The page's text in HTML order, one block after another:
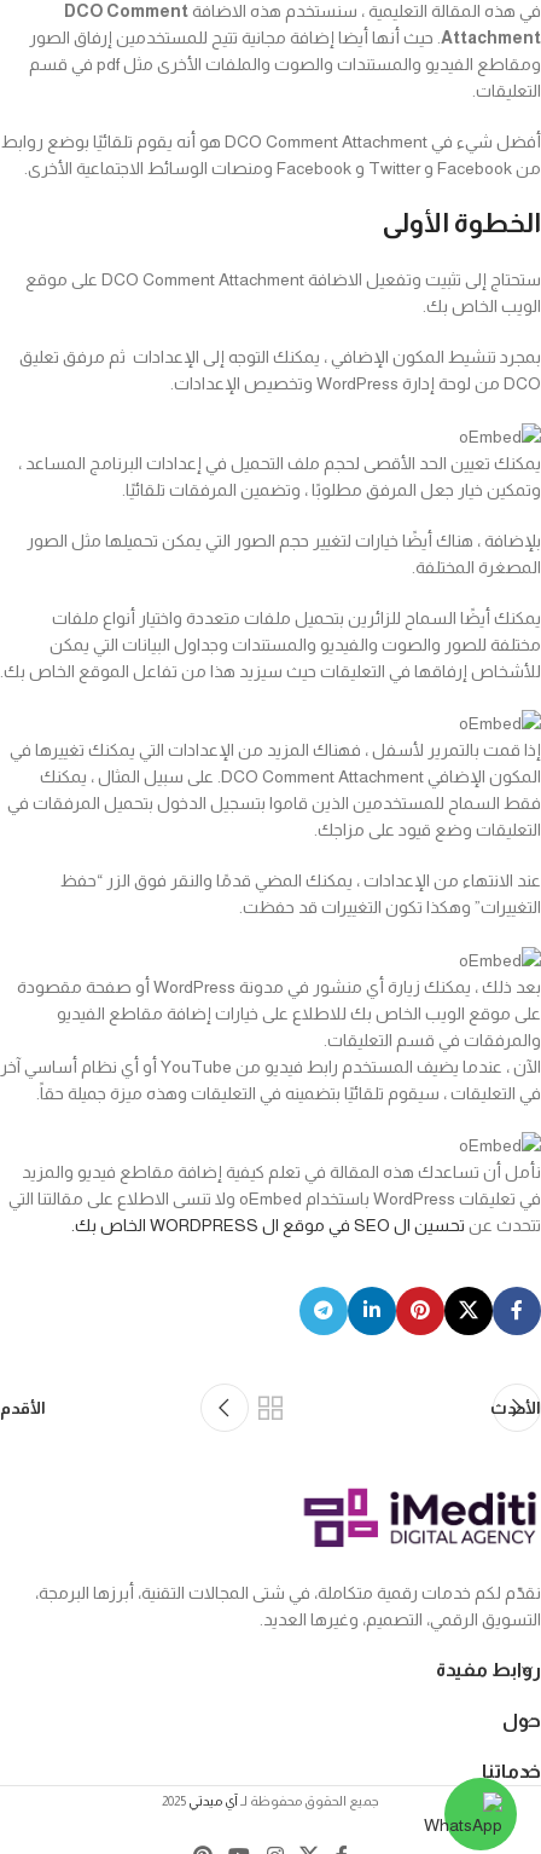
في هذه المقالة التعليمية ، سنستخدم هذه الاضافة DCO Comment
Attachment. حيث أنها أيضا إضافة مجانية تتيح للمستخدمين إرفاق الصور
ومقاطع الفيديو والمستندات والصوت والملفات الأخرى مثل pdf في قسم
التعليقات.
أفضل شيء في DCO Comment Attachment هو أنه يقوم تلقائيًا بوضع روابط
من Facebook و Twitter و Facebook ومنصات الوسائط الاجتماعية الأخرى.
الخطوة الأولى
ستحتاج إلى تثبيت وتفعيل الاضافة DCO Comment Attachment على موقع
الويب الخاص بك.
بمجرد تنشيط المكون الإضافي ، يمكنك التوجه إلى الإعدادات ثم مرفق تعليق
DCO من لوحة إدارة WordPress وتخصيص الإعدادات.
يمكنك تعيين الحد الأقصى لحجم ملف التحميل في إعدادات البرنامج المساعد ،
وتمكين خيار جعل المرفق مطلوبًا ، وتضمين المرفقات تلقائيًا.
بلإضافة ، هناك أيضًا خيارات لتغيير حجم الصور التي يمكن تحميلها مثل الصور
المصغرة المختلفة.
يمكنك أيضًا السماح للزائرين بتحميل ملفات متعددة واختيار أنواع ملفات
مختلفة للصور والصوت والفيديو والمستندات وجداول البيانات التي يمكن
للأشخاص إرفاقها في التعليقات حيث سيزيد هذا من تفاعل الموقع الخاص بك.
إذا قمت بالتمرير لأسفل ، فهناك المزيد من الإعدادات التي يمكنك تغييرها في
المكون الإضافي DCO Comment Attachment. على سبيل المثال ، يمكنك
فقط السماح للمستخدمين الذين قاموا بتسجيل الدخول بتحميل المرفقات في
التعليقات وضع قيود على مزاجك.
عند الانتهاء من الإعدادات ، يمكنك المضي قدمًا والنقر فوق الزر “حفظ
التغييرات” وهكذا تكون التغييرات قد حفظت.
بعد ذلك ، يمكنك زيارة أي منشور في مدونة WordPress أو صفحة مقصودة
على موقع الويب الخاص بك للاطلاع على خيارات إضافة مقاطع الفيديو
والمرفقات في قسم التعليقات.
الآن ، عندما يضيف المستخدم رابط فيديو من YouTube أو أي نظام أساسي آخر
في التعليقات ، سيقوم تلقائيًا بتضمينه في التعليقات وهذه ميزة جميلة حقاً.
نأمل أن تساعدك هذه المقالة في تعلم كيفية إضافة مقاطع فيديو والمزيد
في تعليقات WordPress باستخدام oEmbed ولا تنسى الاطلاع على مقالتنا التي
تتحدث عن تحسين ال SEO في موقع ال WORDPRESS الخاص بك.
الأحدث الأقدم
نقدّم لكم خدمات رقمية متكاملة، في شتى المجالات التقنية، أبرزها البرمجة،
التسويق الرقمي، التصميم، وغيرها العديد.
روابط مفيدة
حول
خدماتنا
جميع الحقوق محفوظة لـ آي ميدتي